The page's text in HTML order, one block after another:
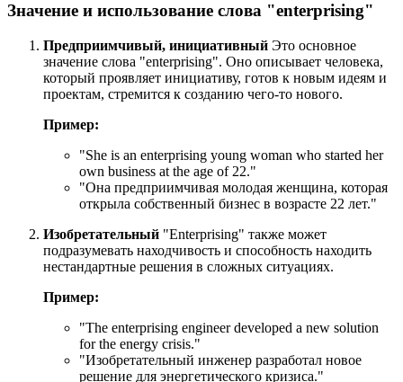
Значение и использование слова "enterprising"
Предприимчивый, инициативный Это основное
значение слова "enterprising". Оно описывает человека,
который проявляет инициативу, готов к новым идеям и
проектам, стремится к созданию чего-то нового.
Пример:
"She is an enterprising young woman who started her
own business at the age of 22."
"Она предприимчивая молодая женщина, которая
открыла собственный бизнес в возрасте 22 лет."
Изобретательный "Enterprising" также может
подразумевать находчивость и способность находить
нестандартные решения в сложных ситуациях.
Пример:
"The enterprising engineer developed a new solution
for the energy crisis."
"Изобретательный инженер разработал новое
решение для энергетического кризиса."